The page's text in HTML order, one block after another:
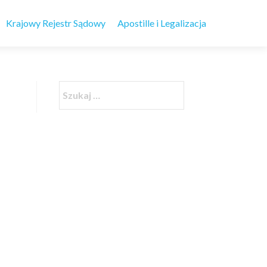
Krajowy Rejestr Sądowy Apostille i Legalizacja